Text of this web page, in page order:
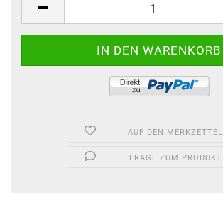
AUF DEN MERKZETTEL
FRAGE ZUM PRODUKT